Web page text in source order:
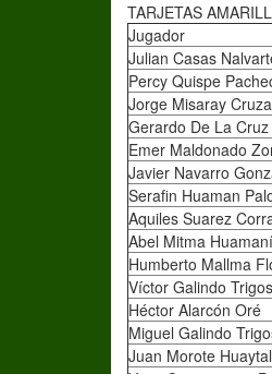
TARJETAS
Jugador
Julian Casas
Percy Quispe
Jorge Misaray
Gerardo De La
Emer Maldonado
Javier Navarro
Serafin Huaman
Aquiles Suarez
Abel Mitma Huamaní
Humberto Mallma
Víctor Galindo Trigos
Héctor Alarcón Oré
Miguel Galindo
Juan Morote